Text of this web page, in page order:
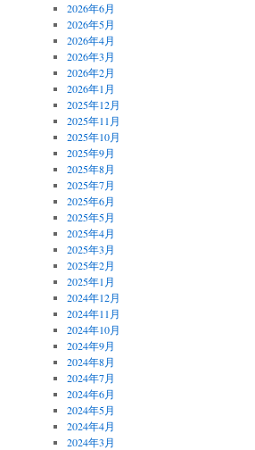
2026年6月
2026年5月
2026年4月
2026年3月
2026年2月
2026年1月
2025年12月
2025年11月
2025年10月
2025年9月
2025年8月
2025年7月
2025年6月
2025年5月
2025年4月
2025年3月
2025年2月
2025年1月
2024年12月
2024年11月
2024年10月
2024年9月
2024年8月
2024年7月
2024年6月
2024年5月
2024年4月
2024年3月